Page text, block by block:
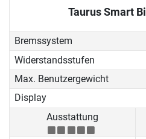
Taurus Smart
Bremssystem
Widerstandsstufen
Max. Benutzergewicht
Display
Ausstattung